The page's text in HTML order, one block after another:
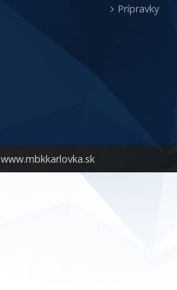
www.mbkkarlovka.sk
Prípravky